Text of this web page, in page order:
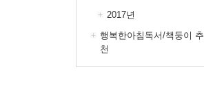
2017년
행복한아침독서/책둥이 추
천